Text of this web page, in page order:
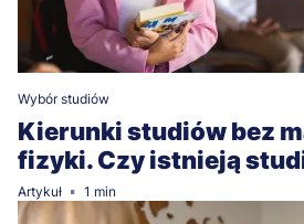
Wybór studiów
Kierunki studiów bez
fizyki. Czy istnieją
Artykuł 1 min